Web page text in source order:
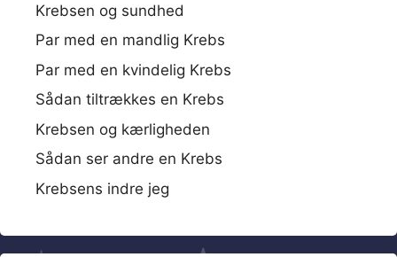
Krebsen og sundhed
Par med en mandlig Krebs
Par med en kvindelig Krebs
Sådan tiltrækkes en Krebs
Krebsen og kærligheden
Sådan ser andre en Krebs
Krebsens indre jeg